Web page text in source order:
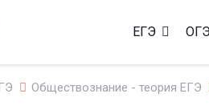
ЕГЭ
Обществознание - теория ЕГЭ